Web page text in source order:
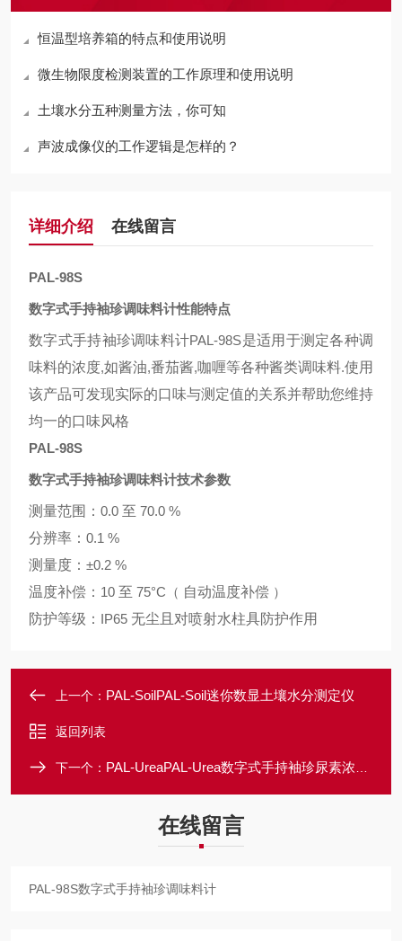
恒温型培养箱的特点和使用说明
微生物限度检测装置的工作原理和使用说明
土壤水分五种测量方法，你可知
声波成像仪的工作逻辑是怎样的？
详细介绍 在线留言
PAL-98S
数字式手持袖珍调味料计性能特点
数字式手持袖珍调味料计PAL-98S是适用于测定各种调
味料的浓度,如酱油,番茄酱,咖喱等各种酱类调味料.使用
该产品可发现实际的口味与测定值的关系并帮助您维持
均一的口味风格
PAL-98S
数字式手持袖珍调味料计技术参数
测量范围： 0.0 至 70.0 %
分辨率： 0.1 %
测量度： ±0.2 %
温度补偿： 10 至 75°C（ 自动温度补偿 ）
防护等级： IP65 无尘且对喷射水柱具防护作用
上一个： PAL-SoilPAL-Soil迷你数显土壤水分测定仪
返回列表
下一个： PAL-UreaPAL-Urea数字式手持袖珍尿素浓度计
在线留言